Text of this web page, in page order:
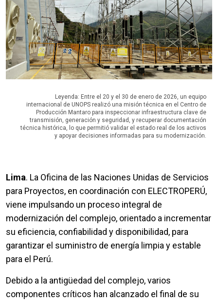
Leyenda: Entre el 20 y el 30 de enero de 2026, un equipo
internacional de UNOPS realizó una misión técnica en el Centro de
Producción Mantaro para inspeccionar infraestructura clave de
transmisión, generación y seguridad, y recuperar documentación
técnica histórica, lo que permitió validar el estado real de los activos
y apoyar decisiones informadas para su modernización.
Lima. La Oficina de las Naciones Unidas de Servicios
para Proyectos, en coordinación con ELECTROPERÚ,
viene impulsando un proceso integral de
modernización del complejo, orientado a incrementar
su eficiencia, confiabilidad y disponibilidad, para
garantizar el suministro de energía limpia y estable
para el Perú.
Debido a la antigüedad del complejo, varios
componentes críticos han alcanzado el final de su